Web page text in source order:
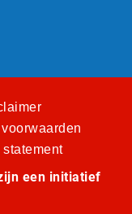
statement
een initiatief